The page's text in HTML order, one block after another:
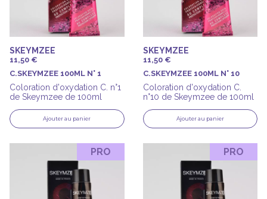
SKEYMZEE
11,50 €
C.SKEYMZEE 100ML N° 1
Coloration d'oxydation C. n°1
de Skeymzee de 100ml
Ajouter au panier
SKEYMZEE
11,50 €
C.SKEYMZEE 100ML N° 10
Coloration d'oxydation C.
n°10 de Skeymzee de 100ml
Ajouter au panier
PRO PRO